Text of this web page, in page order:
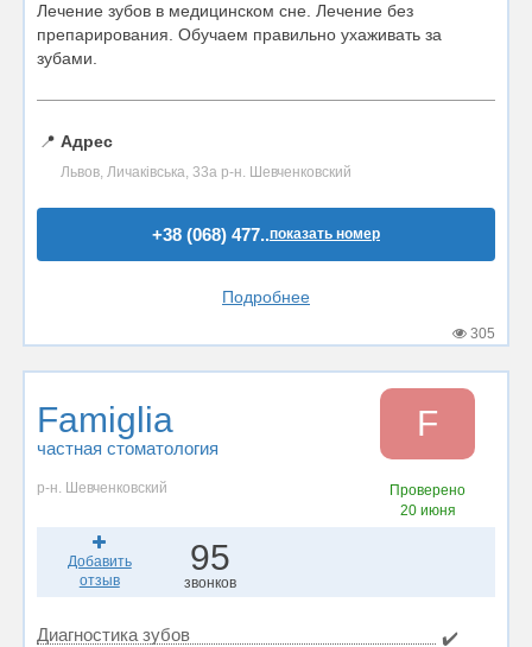
Лечение зубов в медицинском сне. Лечение без
препарирования. Обучаем правильно ухаживать за
зубами.
📍 Адрес
Львов, Личаківська, 33а р-н. Шевченковский
+38 (068) 477..показать номер
Подробнее
305
Famiglia
частная стоматология
F
р-н. Шевченковский
Проверено
20 июня
Добавить
отзыв
95
звонков
Диагностика зубов ✔️